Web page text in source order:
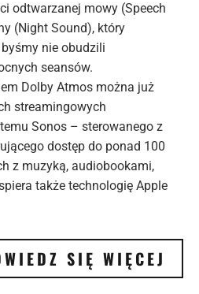
odtwarzanej mowy (Speech
(Night Sound), który
nie obudzili
seansów.
Dolby Atmos można już
streamingowych
Sonos – sterowanego z
dostęp do ponad 100
z muzyką, audiobookami,
także technologię Apple
SIĘ WIĘCEJ